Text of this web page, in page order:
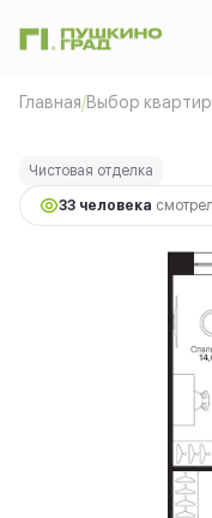
Главная/Выбор квартир
Ипотекаот 15 509 руб.
Чистовая отделка
33 человекa